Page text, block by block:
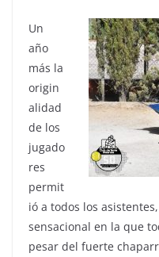
Un
año
más la
origin
alidad
de los
jugado
res
permit
ió a todos los
sensacional en la que
pesar del fuerte